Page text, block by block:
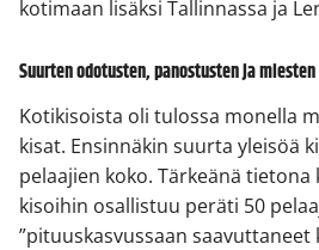
kotimaan lisäksi Tallinnassa ja
Suurten odotusten, panostusten ja
Kotikisoista oli tulossa monella
kisat. Ensinnäkin suurta yleisöä
pelaajien koko. Tärkeänä
kisoihin osallistuu peräti 50
”pituuskasvussaan